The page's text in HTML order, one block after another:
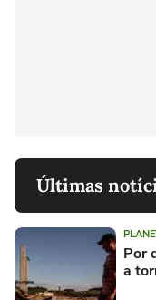
Últimas
Por
a